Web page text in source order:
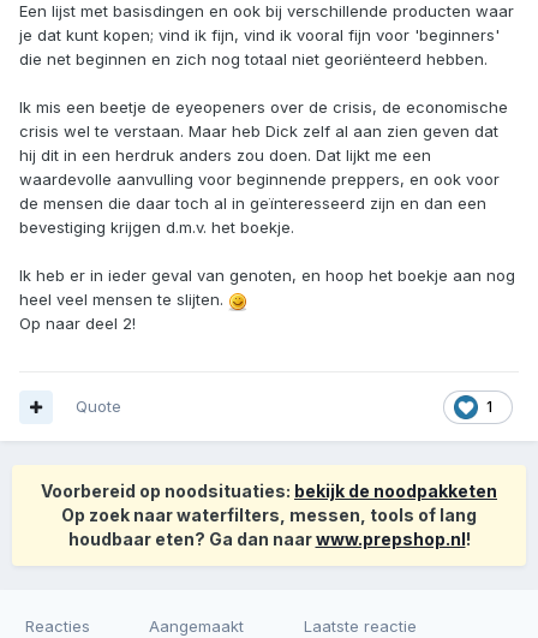
Een lijst met basisdingen en ook bij verschillende producten waar
je dat kunt kopen; vind ik fijn, vind ik vooral fijn voor 'beginners'
die net beginnen en zich nog totaal niet georiënteerd hebben.
Ik mis een beetje de eyeopeners over de crisis, de economische
crisis wel te verstaan. Maar heb Dick zelf al aan zien geven dat
hij dit in een herdruk anders zou doen. Dat lijkt me een
waardevolle aanvulling voor beginnende preppers, en ook voor
de mensen die daar toch al in geïnteresseerd zijn en dan een
bevestiging krijgen d.m.v. het boekje.
Ik heb er in ieder geval van genoten, en hoop het boekje aan nog
heel veel mensen te slijten.
Op naar deel 2!
1
Quote
Voorbereid op noodsituaties: bekijk de noodpakketen
Op zoek naar waterfilters, messen, tools of lang
houdbaar eten? Ga dan naarwww.prepshop.nl!
Reacties Aangemaakt Laatste reactie